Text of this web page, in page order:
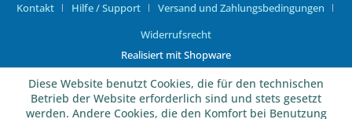
Kontakt Hilfe / Support
Versand und Zahlungsbedingungen
Widerrufsrecht
Realisiert mit Shopware
Diese Website benutzt Cookies, die für den technischen
Betrieb der Website erforderlich sind und stets gesetzt
werden. Andere Cookies, die den Komfort bei Benutzung